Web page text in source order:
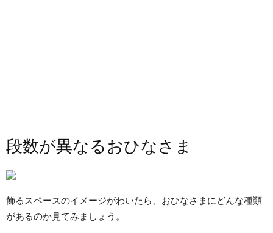
段数が異なるおひなさま
飾るスペースのイメージがわいたら、おひなさまにどんな種類
があるのか見てみましょう。